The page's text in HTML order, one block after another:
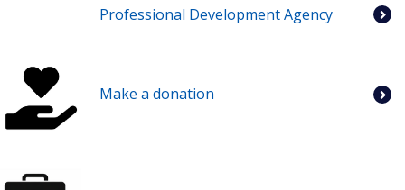
Professional Development Agency
Make a donation